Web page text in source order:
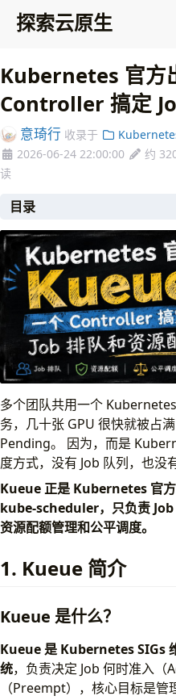
探索云原生
Kubernetes 官方
Controller 搞定
意琦行 收录于
2026-06-24 22:00:00
约
读
目录
1. Kueue 简介
Kueue 是什么？
Kueue 能做什么？
为什么需要 Kueue？
Kueue vs Volcano 快速对比
2. 核心概念
调度流程
3. Kueue 部署
版本兼容性
安装
方式一：kubectl 直接安
方式二：Helm 安装（推
卸载
验证
4. 快速上手：一个完整的
4.1 创建基础资源
4.3 提交 Job
5. 小结
多个团队共用一个
务，几十张 GPU 很快就被占
Pending。 因为，而是
度方式，没有 Job 队列，也没
Kueue 正是 Kubernetes 官
kube-scheduler，只负责 Job
资源配额管理和公平调度。
1. Kueue 简介
Kueue 是什么？
Kueue 是 Kubernetes SIGs
统，负责决定 Job 何时准入
（Preempt），核心目标是管